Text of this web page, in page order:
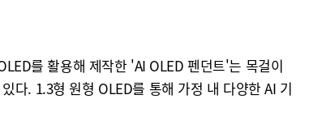
를 활용해 제작한 'AI OLED 펜던트'는 목걸이
다. 1.3형 원형 OLED를 통해 가정 내 다양한 AI 기